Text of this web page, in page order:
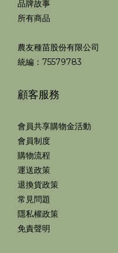
品牌故事
所有商品
農友種苗股份有限公司
統編：75579783
顧客服務
會員共享購物金活動
會員制度
購物流程
運送政策
退換貨政策
常見問題
隱私權政策
免責聲明